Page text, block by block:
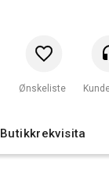
Butikkrekvisita